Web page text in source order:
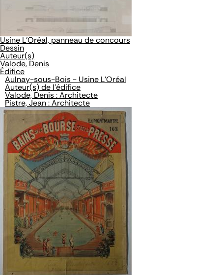
Usine L'Oréal, panneau de concours
Dessin
Auteur(s)
Valode, Denis
Édifice
Aulnay-sous-Bois - Usine L'Oréal
Auteur(s) de l'édifice
Valode, Denis : Architecte
Pistre, Jean : Architecte